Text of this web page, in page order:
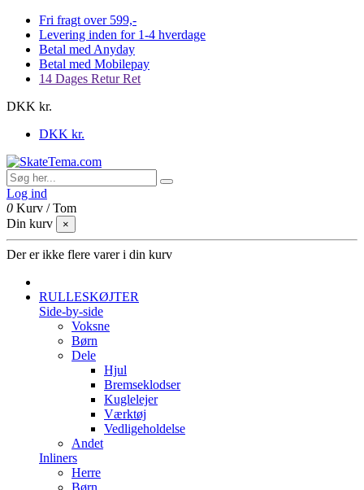
Fri fragt over 599,-
Levering inden for 1-4 hverdage
Betal med Anyday
Betal med Mobilepay
14 Dages Retur Ret
DKK kr.
DKK kr.
Log ind
0 Kurv /Tom
Din kurv
×
Der er ikke flere varer i din kurv
RULLESKØJTER
Side-by-side
Voksne
Børn
Dele
Hjul
Bremseklodser
Kuglelejer
Værktøj
Vedligeholdelse
Andet
Inliners
Herre
Børn